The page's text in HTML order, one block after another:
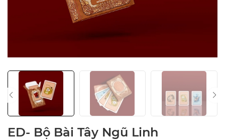
ED- Bộ Bài Tây Ngũ Linh